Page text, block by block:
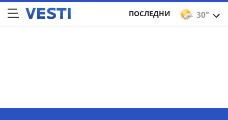
30°
ПОСЛЕДНИ